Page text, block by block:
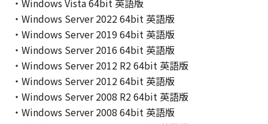
IMPLIED WARRANTIES OF MERCHANTABILITY
AND FITNESS FOR A PARTICULAR PURPOSE.
THE ENTIRE RISK AS TO THE QUALITY AND
PERFORMANCE OF THE SOFTWARE IS WITH
YOU. SHOULD THE SOFTWARE PROVE
DEFECTIVE, YOU ASSUME THE ENTIRE COST
OF ALL NECESSARY SERVICING, REPAIR OR
CORRECTION. SOME STATES OR LEGAL
・Windows Vista 64bit 英語版
・Windows Server 2022 64bit 英語版
・Windows Server 2019 64bit 英語版
・Windows Server 2016 64bit 英語版
・Windows Server 2012 R2 64bit 英語版
・Windows Server 2012 64bit 英語版
・Windows Server 2008 R2 64bit 英語版
・Windows Server 2008 64bit 英語版